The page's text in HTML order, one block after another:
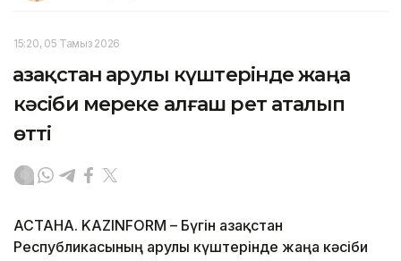
15:20, 05 Тамыз 2026
Қазақстан Қарулы күштерінде жаңа
кәсіби мереке алғаш рет аталып
өтті
АСТАНА. KAZINFORM – Бүгін Қазақстан
Республикасының Қарулы күштерінде жаңа кәсіби